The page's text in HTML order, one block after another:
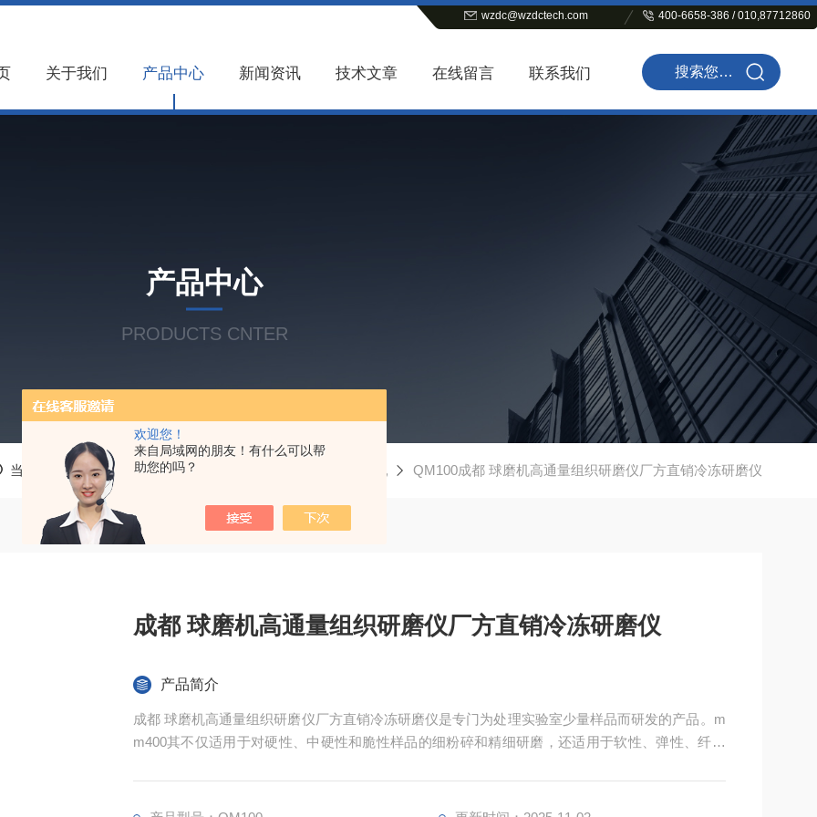
欢迎您！
来自局域网的朋友！有什么可以帮
助您的吗？
wzdc@wzdctech.com 400-6658-386 / 010,87712860
关于我们 产品中心 新闻资讯 技术文章 在线留言 联系我们
产品中心
PRODUCTS CNTER
当前位置：首页 产品中心 球磨机 QM100成都 球磨机高通量组织研磨仪厂方直销冷冻研磨仪
成都 球磨机高通量组织研磨仪厂方直销冷冻研磨仪
产品简介
成都 球磨机高通量组织研磨仪厂方直销冷冻研磨仪是专门为处理实验室少量样品而研发的产品。m
m400其不仅适用于对硬性、中硬性和脆性样品的细粉碎和精细研磨，还适用于软性、弹性、纤维